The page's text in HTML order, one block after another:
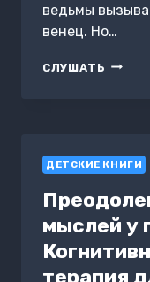
ведьмы
венец. Но…
СЛУШАТЬ
ДЕТСКИЕ КНИГИ
мыслей у
терапия